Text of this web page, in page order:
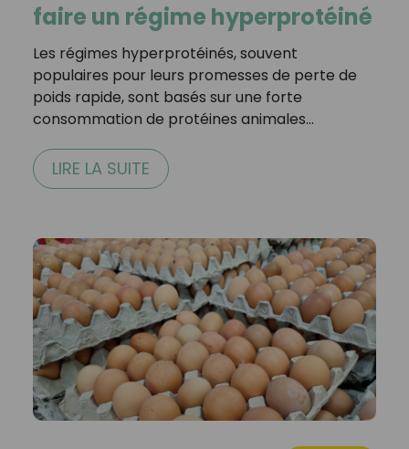
faire un régime hyperprotéiné
Les régimes hyperprotéinés, souvent
populaires pour leurs promesses de perte de
poids rapide, sont basés sur une forte
consommation de protéines animales…
LIRE LA SUITE